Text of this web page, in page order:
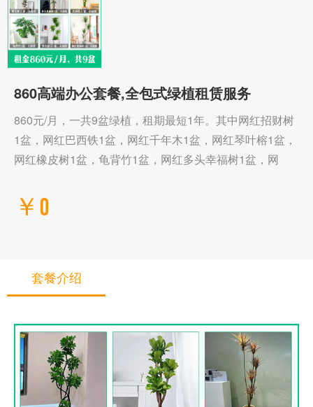
860高端办公套餐,全包式绿植租赁服务
860元/月，一共9盆绿植，租期最短1年。其中网红招财树
1盆，网红巴西铁1盆，网红千年木1盆，网红琴叶榕1盆，
网红橡皮树1盆，龟背竹1盆，网红多头幸福树1盆，网
￥0
套餐介绍